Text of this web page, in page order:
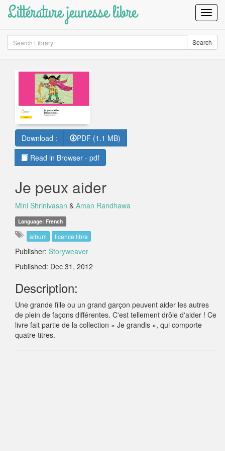
Littérature jeunesse libre
Search Search
Download :
PDF (1.1 MB)
Read in Browser - pdf
Je peux aider
Mini Shrinivasan & Aman Randhawa
Language: French
album licence libre
Publisher: Storyweaver
Published: Dec 31, 2012
Description:
Une grande fille ou un grand garçon peuvent aider les autres
de plein de façons différentes. C'est tellement drôle d'aider ! Ce
livre fait partie de la collection « Je grandis », qui comporte
quatre titres.